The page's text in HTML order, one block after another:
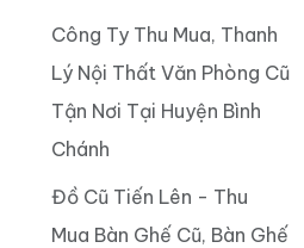
Công Ty Thu Mua, Thanh
Lý Nội Thất Văn Phòng Cũ
Tận Nơi Tại Huyện Bình
Chánh
Đồ Cũ Tiến Lên - Thu
Mua Bàn Ghế Cũ, Bàn Ghế